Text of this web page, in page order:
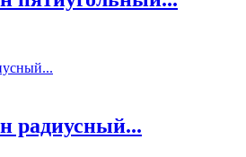
радиусный...